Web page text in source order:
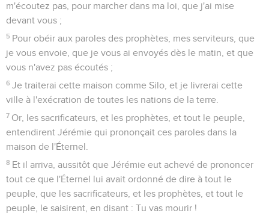
m'écoutez pas, pour marcher dans ma loi, que j'ai mise
devant vous ;
5 Pour obéir aux paroles des prophètes, mes serviteurs, que
je vous envoie, que je vous ai envoyés dès le matin, et que
vous n'avez pas écoutés ;
6 Je traiterai cette maison comme Silo, et je livrerai cette
ville à l'exécration de toutes les nations de la terre.
7 Or, les sacrificateurs, et les prophètes, et tout le peuple,
entendirent Jérémie qui prononçait ces paroles dans la
maison de l'Éternel.
8 Et il arriva, aussitôt que Jérémie eut achevé de prononcer
tout ce que l'Éternel lui avait ordonné de dire à tout le
peuple, que les sacrificateurs, et les prophètes, et tout le
peuple, le saisirent, en disant : Tu vas mourir !